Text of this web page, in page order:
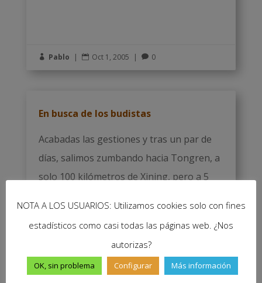
 Pablo |  Oct 1, 2005 |  0
En busca de los budistas
Acabadas las gestiones y tras un par de
días, salimos zumbando hacia Tongren, a
solo 100 kilómetros de Xining, pero a 5
no sabemos cómo lo consiguió hacer tan
lento... Pero bueno, ¿todo eso...
NOTA A LOS USUARIOS: Utilizamos cookies solo con fines
estadísticos como casi todas las páginas web. ¿Nos
autorizas?
OK, sin problema Configurar Más información